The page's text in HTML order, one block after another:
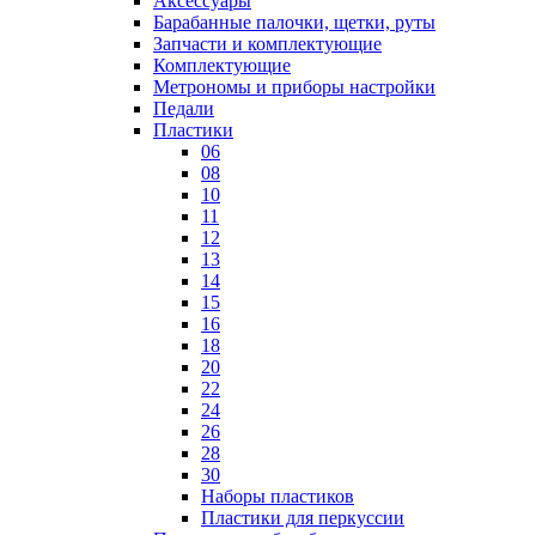
Барабанные палочки, щетки, руты
Запчасти и комплектующие
Комплектующие
Метрономы и приборы настройки
Педали
Пластики
06
08
10
11
12
13
14
15
16
18
20
22
24
26
28
30
Наборы пластиков
Пластики для перкуссии